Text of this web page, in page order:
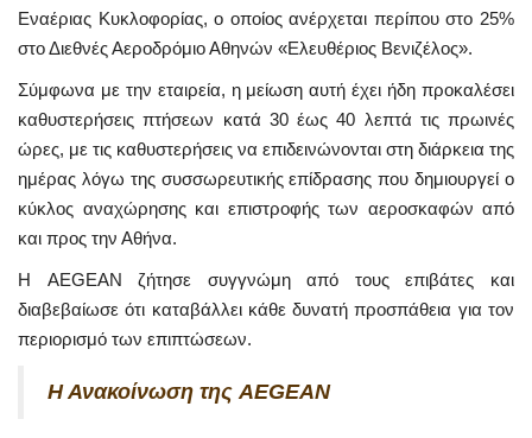
Εναέριας Κυκλοφορίας, ο οποίος ανέρχεται περίπου στο 25%
στο Διεθνές Αεροδρόμιο Αθηνών «Ελευθέριος Βενιζέλος».
Σύμφωνα με την εταιρεία, η μείωση αυτή έχει ήδη προκαλέσει
καθυστερήσεις πτήσεων κατά 30 έως 40 λεπτά τις πρωινές
ώρες, με τις καθυστερήσεις να επιδεινώνονται στη διάρκεια της
ημέρας λόγω της συσσωρευτικής επίδρασης που δημιουργεί ο
κύκλος αναχώρησης και επιστροφής των αεροσκαφών από
και προς την Αθήνα.
Η AEGEAN ζήτησε συγγνώμη από τους επιβάτες και
διαβεβαίωσε ότι καταβάλλει κάθε δυνατή προσπάθεια για τον
περιορισμό των επιπτώσεων.
Η Ανακοίνωση της AEGEAN